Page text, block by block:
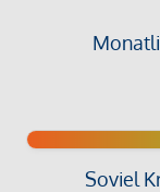
Soviel